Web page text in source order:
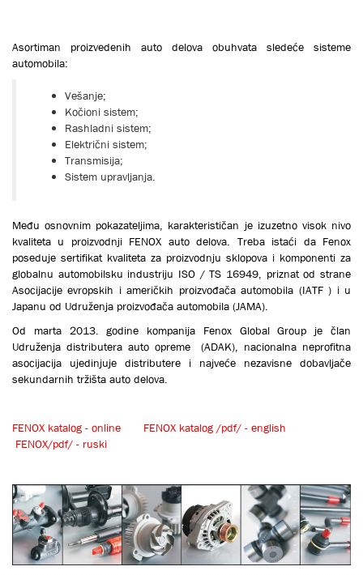
Asortiman proizvedenih auto delova obuhvata sledeće sisteme
automobila:
Vešanje;
Kočioni sistem;
Rashladni sistem;
Električni sistem;
Transmisija;
Sistem upravljanja.
Među osnovnim pokazateljima, karakterističan je izuzetno visok nivo
kvaliteta u proizvodnji FENOX auto delova. Treba istaći da Fenox
poseduje sertifikat kvaliteta za proizvodnju sklopova i komponenti za
globalnu automobilsku industriju ISO / TS 16949, priznat od strane
Asocijacije evropskih i američkih proizvođača automobila (IATF ) i u
Japanu od Udruženja proizvođača automobila (JAMA).
Od marta 2013. godine kompanija Fenox Global Group je član
Udruženja distributera auto opreme (ADAK), nacionalna neprofitna
asocijacija ujedinjuje distributere i najveće nezavisne dobavljače
sekundarnih tržišta auto delova.
FENOX katalog - online
FENOX katalog /pdf/ - english
FENOX/pdf/ - ruski